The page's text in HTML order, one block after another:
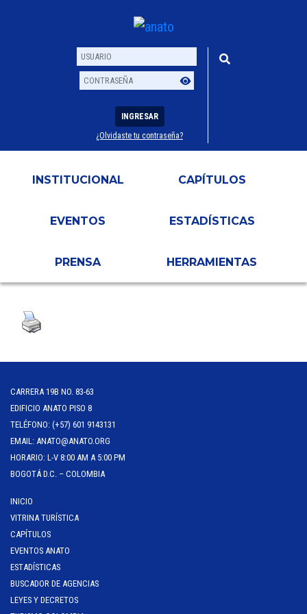
Usuario
Contraseña
INGRESAR
¿Olvidaste tu contraseña?
INSTITUCIONAL CAPÍTULOS
EVENTOS ESTADÍSTICAS
PRENSA HERRAMIENTAS
CARRERA 19B NO. 83-63
EDIFICIO ANATO PISO 8
TELÉFONO: (+57) 601 9143131
EMAIL: ANATO@ANATO.ORG
HORARIO: L-V 8:00 AM A 5:00 PM
BOGOTÁ D.C. – COLOMBIA
INICIO
VITRINA TURÍSTICA
CAPÍTULOS
EVENTOS ANATO
ESTADÍSTICAS
BUSCADOR DE AGENCIAS
LEYES Y DECRETOS